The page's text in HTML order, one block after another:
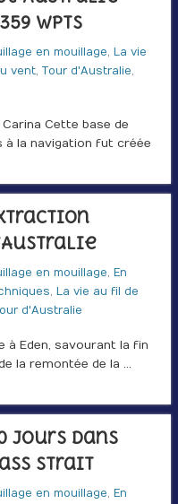
WPTS
en mouillage, La vie
vent, Tour d'Australie,
Cette base de
à la navigation fut créée
en mouillage, En
, La vie au fil de
d'Australie
à Eden, savourant la fin
la remontée de la …
jours dans
Strait
en mouillage, En